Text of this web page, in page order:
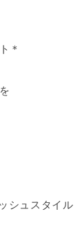
＊
シュスタイル